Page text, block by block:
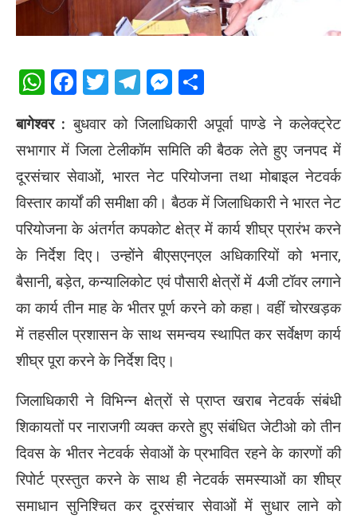
WhatsApp
Facebook
Twitter
Telegram
Messenger
बागेश्वर : बुधवार को जिलाधिकारी अपूर्वा पाण्डे ने कलेक्ट्रेट
सभागार में जिला टेलीकॉम समिति की बैठक लेते हुए जनपद में
दूरसंचार सेवाओं, भारत नेट परियोजना तथा मोबाइल नेटवर्क
विस्तार कार्यों की समीक्षा की। बैठक में जिलाधिकारी ने भारत नेट
परियोजना के अंतर्गत कपकोट क्षेत्र में कार्य शीघ्र प्रारंभ करने
के निर्देश दिए। उन्होंने बीएसएनएल अधिकारियों को भनार,
बैसानी, बड़ेत, कन्यालिकोट एवं पौसारी क्षेत्रों में 4जी टॉवर लगाने
का कार्य तीन माह के भीतर पूर्ण करने को कहा। वहीं चोरखड़क
में तहसील प्रशासन के साथ समन्वय स्थापित कर सर्वेक्षण कार्य
शीघ्र पूरा करने के निर्देश दिए।
जिलाधिकारी ने विभिन्न क्षेत्रों से प्राप्त खराब नेटवर्क संबंधी
शिकायतों पर नाराजगी व्यक्त करते हुए संबंधित जेटीओ को तीन
दिवस के भीतर नेटवर्क सेवाओं के प्रभावित रहने के कारणों की
रिपोर्ट प्रस्तुत करने के साथ ही नेटवर्क समस्याओं का शीघ्र
समाधान सुनिश्चित कर दूरसंचार सेवाओं में सुधार लाने को